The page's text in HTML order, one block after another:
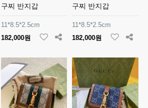
구찌 반지갑
11*8.5*2.5cm
182,000원
구찌 반지갑
11*8.5*2.5cm
182,000원